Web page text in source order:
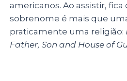
americanos. Ao assistir, fica
sobrenome é mais que
praticamente uma religião:
Father, Son and House of